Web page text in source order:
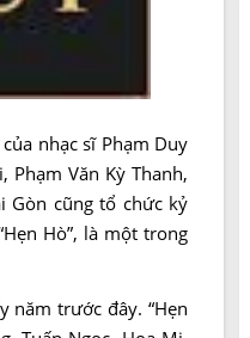
nhạc sĩ Phạm Duy
Phạm Văn Kỳ Thanh,
Gòn cũng tổ chức kỷ
Hò”, là một trong
năm trước đây. “Hẹn